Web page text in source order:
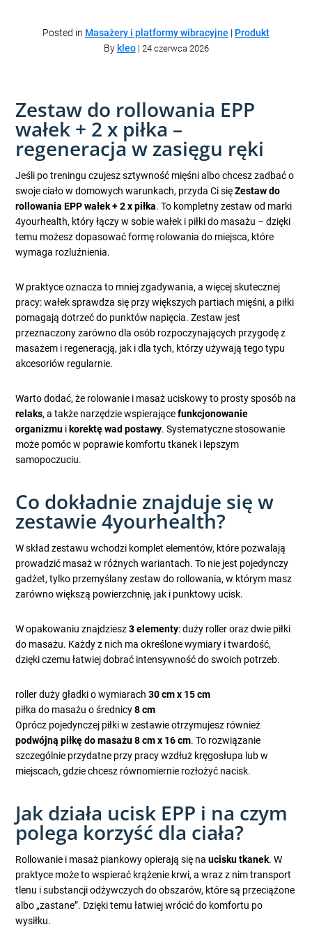
Posted in Masażery i platformy wibracyjne | Produkt
By kleo| 24 czerwca 2026
Zestaw do rollowania EPP
wałek + 2 x piłka –
regeneracja w zasięgu ręki
Jeśli po treningu czujesz sztywność mięśni albo chcesz zadbać o
swoje ciało w domowych warunkach, przyda Ci sięZestaw do
rollowania EPP wałek + 2 x piłka. To kompletny zestaw od marki
4yourhealth, który łączy w sobie wałek i piłki do masażu – dzięki
temu możesz dopasować formę rolowania do miejsca, które
wymaga rozluźnienia.
W praktyce oznacza to mniej zgadywania, a więcej skutecznej
pracy: wałek sprawdza się przy większych partiach mięśni, a piłki
pomagają dotrzeć do punktów napięcia. Zestaw jest
przeznaczony zarówno dla osób rozpoczynających przygodę z
masażem i regeneracją, jak i dla tych, którzy używają tego typu
akcesoriów regularnie.
Warto dodać, że rolowanie i masaż uciskowy to prosty sposób na
relaks, a także narzędzie wspierającefunkcjonowanie
organizmu i korektę wad postawy. Systematyczne stosowanie
może pomóc w poprawie komfortu tkanek i lepszym
samopoczuciu.
Co dokładnie znajduje się w
zestawie 4yourhealth?
W skład zestawu wchodzi komplet elementów, które pozwalają
prowadzić masaż w różnych wariantach. To nie jest pojedynczy
gadżet, tylko przemyślany zestaw do rollowania, w którym masz
zarówno większą powierzchnię, jak i punktowy ucisk.
W opakowaniu znajdziesz3 elementy: duży roller oraz dwie piłki
do masażu. Każdy z nich ma określone wymiary i twardość,
dzięki czemu łatwiej dobrać intensywność do swoich potrzeb.
roller duży gładki o wymiarach30 cm x 15 cm
piłka do masażu o średnicy8 cm
Oprócz pojedynczej piłki w zestawie otrzymujesz również
podwójną piłkę do masażu 8 cm x 16 cm. To rozwiązanie
szczególnie przydatne przy pracy wzdłuż kręgosłupa lub w
miejscach, gdzie chcesz równomiernie rozłożyć nacisk.
Jak działa ucisk EPP i na czym
polega korzyść dla ciała?
Rollowanie i masaż piankowy opierają się naucisku tkanek. W
praktyce może to wspierać krążenie krwi, a wraz z nim transport
tlenu i substancji odżywczych do obszarów, które są przeciążone
albo „zastane”. Dzięki temu łatwiej wrócić do komfortu po
wysiłku.